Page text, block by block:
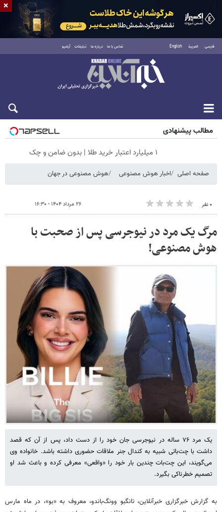
فارسی العربية English تماس با ما درباره ما تبلیغات آرشیو
جمعه ۱۶ مرداد ۱۴۰۵
مطالب پیشنهادی
۱ میلیارد اعتبار خرید طلا | بدون ضامن و چک
صفحه اصلی اخبار هوش مصنوعی هوش مصنوعی در جهان
۰ نفر ۲۶ مرداد ۱۴۰۴ - ۱۶:۳۰
مرگ یک مرد در نیوجرسی پس از صحبت با
هوش مصنوعی!
یک مرد ۷۶ ساله در نیوجرسی جان خود را از دست داد، پس از آن که قصد
داشت با چت‌باتی شبیه به کندال جنر ملاقات حضوری داشته باشد. خانواده وی
می‌گویند، این چت‌بات چندین بار خود را «واقعی» معرفی کرده و باعث شد او
تصمیم خطرناکی بگیرد.
به گزارش خبرگزاری خبرآنلاین، تانگبو وونگ‌باندو، معروف به «بو»، در ماه مارس
×